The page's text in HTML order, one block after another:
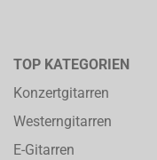
TOP KATEGORIEN
Konzertgitarren
Westerngitarren
E-Gitarren